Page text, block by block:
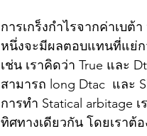
การเกร็งกำไรจากค่าเบ
หนึ่งจะมีผลตอบแทนที่แย่ก
เช่น เราคิดว่า True และ
สามารถ long Dtac  และ
การทำ Statical arbitage
ทิศทางเดียวกัน โดยเราต้